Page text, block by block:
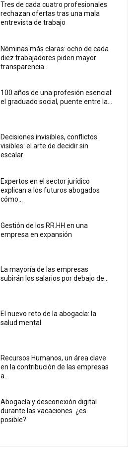
Tres de cada cuatro profesionales
rechazan ofertas tras una mala
entrevista de trabajo
Nóminas más claras: ocho de cada
diez trabajadores piden mayor
transparencia...
100 años de una profesión esencial:
el graduado social, puente entre la...
Decisiones invisibles, conflictos
visibles: el arte de decidir sin
escalar
Expertos en el sector jurídico
explican a los futuros abogados
cómo...
Gestión de los RR.HH en una
empresa en expansión
La mayoría de las empresas
subirán los salarios por debajo de...
El nuevo reto de la abogacía: la
salud mental
Recursos Humanos, un área clave
en la contribución de las empresas
a...
Abogacía y desconexión digital
durante las vacaciones ¿es
posible?